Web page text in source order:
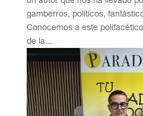
gamberros, políticos,
Conocemos a este
de la...